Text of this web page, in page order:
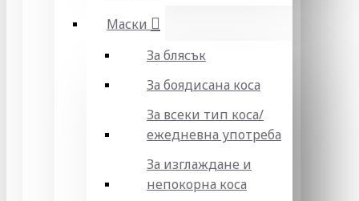
Маски
За блясък
За боядисана коса
За всеки тип коса/
ежедневна употреба
За изглаждане и
непокорна коса